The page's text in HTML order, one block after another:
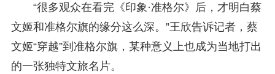
“很多观众在看完《印象·准格尔》后，才明白蔡
文姬和准格尔旗的缘分这么深。”王欣告诉记者，蔡
文姬“穿越”到准格尔旗，某种意义上也成为当地打出
的一张独特文旅名片。